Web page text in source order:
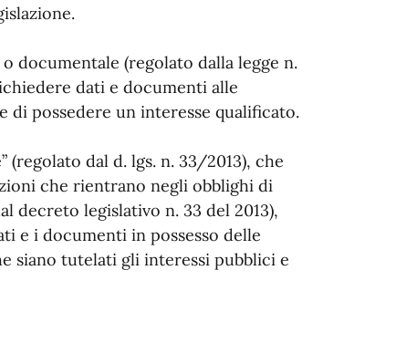
documentale (regolato dalla legge n.
dati e documenti alle
di possedere un interesse qualificato.
dal d. lgs. n. 33/2013), che
che rientrano negli obblighi di
decreto legislativo n. 33 del 2013),
e i documenti in possesso delle
siano tutelati gli interessi pubblici e